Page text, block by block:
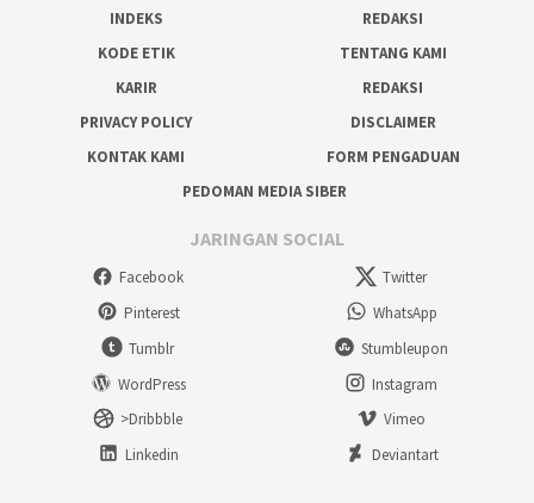
INDEKS
REDAKSI
KODE ETIK
TENTANG KAMI
KARIR
REDAKSI
PRIVACY POLICY
DISCLAIMER
KONTAK KAMI
FORM PENGADUAN
PEDOMAN MEDIA SIBER
JARINGAN SOCIAL
Facebook
Twitter
Pinterest
WhatsApp
Tumblr
Stumbleupon
WordPress
Instagram
>Dribbble
Vimeo
Linkedin
Deviantart